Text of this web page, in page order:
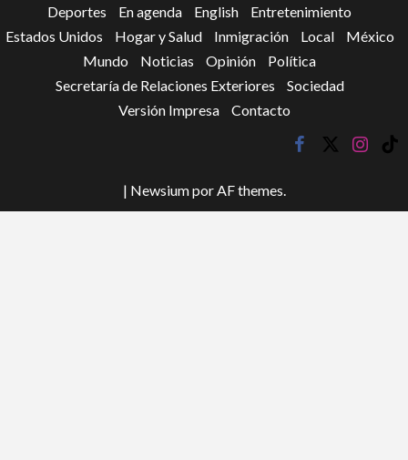
Deportes
En agenda English
Entretenimiento
Estados Unidos
Hogar y Salud Inmigración Local
México
Mundo
Noticias Opinión
Política
Secretaría de Relaciones Exteriores
Sociedad
Versión Impresa
Contacto
facebook
twitter
tik
| Newsiumpor AF themes.